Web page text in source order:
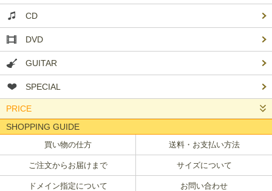
CD
DVD
GUITAR
SPECIAL
PRICE
SHOPPING GUIDE
買い物の仕方 送料・お支払い方法
ご注文からお届けまで サイズについて
ドメイン指定について お問い合わせ